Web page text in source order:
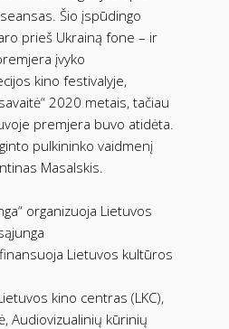
Šio įspūdingo
prieš Ukrainą fone – ir
įvyko
kino festivalyje,
2020 metais, tačiau
premjera buvo atidėta.
pulkininko vaidmenį
Masalskis.
organizuoja Lietuvos
Lietuvos kultūros
kino centras (LKC),
Audiovizualinių kūrinių